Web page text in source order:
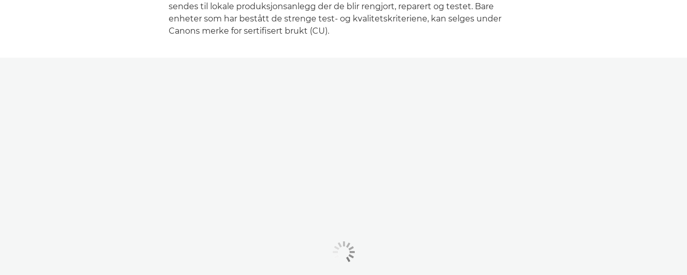
sendes til lokale produksjonsanlegg der de blir rengjort, reparert og testet. Bare
enheter som har bestått de strenge test- og kvalitetskriteriene, kan selges under
Canons merke for sertifisert brukt (CU).